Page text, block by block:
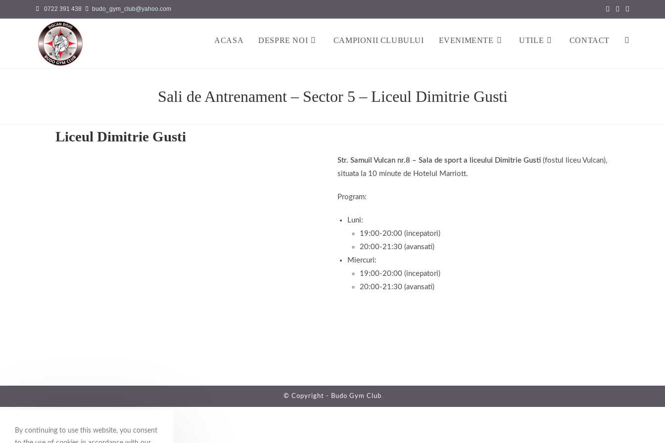
0722 391 438 budo_gym_club@yahoo.com
ACASA DESPRE NOI CAMPIONII CLUBULUI EVENIMENTE UTILE CONTACT
Sali de Antrenament – Sector 5 – Liceul Dimitrie Gusti
Liceul Dimitrie Gusti
Str. Samuil Vulcan nr.8 – Sala de sport a liceului Dimitrie Gusti (fostul liceu Vulcan),
situata la 10 minute de Hotelul Marriott.
Program:
Luni:
19:00-20:00 (incepatori)
20:00-21:30 (avansati)
Miercuri:
19:00-20:00 (incepatori)
20:00-21:30 (avansati)
© Copyright - Budo Gym Club
By continuing to use this website, you consent